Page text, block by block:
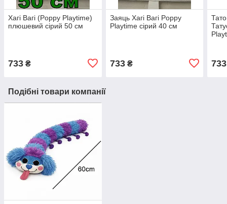
Хагі Вагі (Poppy Playtime)
плюшевий сірий 50 см
733 ₴
Заяць Хагі Вагі Poppy
Playtime сірий 40 см
733₴ 733
Подібні товари компанії